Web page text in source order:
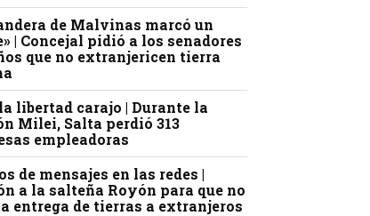
de Malvinas marcó un
| Concejal pidió a los senadores
que no extranjericen tierra
libertad carajo | Durante la
Milei, Salta perdió 313
empleadoras
de mensajes en las redes |
a la salteña Royón para que no
entrega de tierras a extranjeros